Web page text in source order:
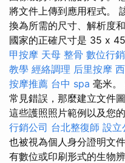
將文件上傳到應用程式。
換為所需的尺寸、解析度
國家的正確尺寸是 35 x 45
甲按摩 天母 整骨 數位行
教學 經絡調理 后里按摩
按摩推薦 台中 spa 毫米。
常見錯誤，那麼建立文件
這些護照照片範例以及您
行銷公司 台北整復師 設立
也被視為個人身分證明文
有數位或印刷形式的生物